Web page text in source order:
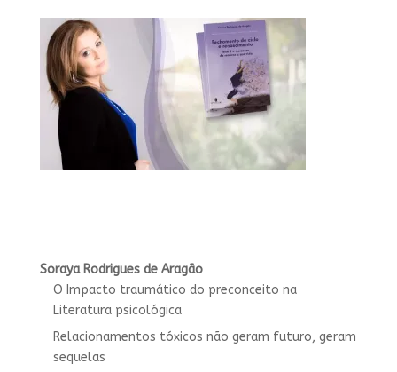
Soraya Rodrigues de Aragão
O Impacto traumático do preconceito na
Literatura psicológica
Relacionamentos tóxicos não geram futuro, geram
sequelas